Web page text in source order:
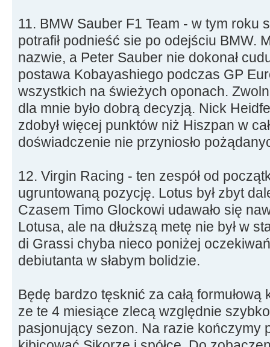
11. BMW Sauber F1 Team - w tym roku
potrafił podnieść sie po odejściu BMW.
nazwie, a Peter Sauber nie dokonał
postawa Kobayashiego podczas GP
wszystkich na świeżych oponach.
dla mnie było dobrą decyzją. Nick
zdobył więcej punktów niż Hiszpan w
doświadczenie nie przyniosło
12. Virgin Racing - ten zespół od
ugruntowaną pozycję. Lotus był zbyt
Czasem Timo Glockowi udawało się
Lotusa, ale na dłuższą metę nie był w
di Grassi chyba nieco poniżej
debiutanta w słabym bolidzie.
Będę bardzo tęsknić za całą
ze te 4 miesiące zlecą względnie
pasjonujący sezon. Na razie kończymy